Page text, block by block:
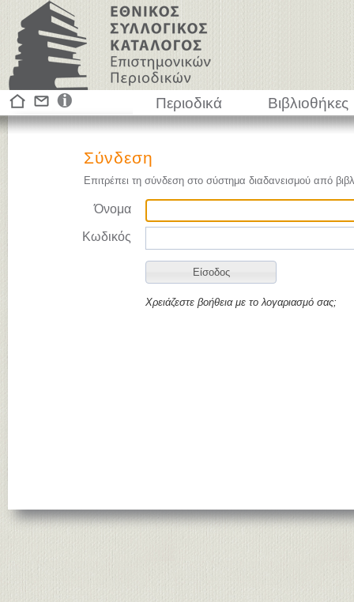
Περιοδικά Βιβλιοθήκες
Σύνδεση
Επιτρέπει τη σύνδεση στο σύστημα διαδανεισμού από
Όνομα
Κωδικός
Χρειάζεστε βοήθεια με το λογαριασμό σας;